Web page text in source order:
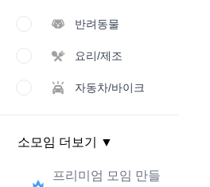
반려동물
요리/제조
자동차/바이크
소모임 더보기 ▼
프리미엄 모임 만들